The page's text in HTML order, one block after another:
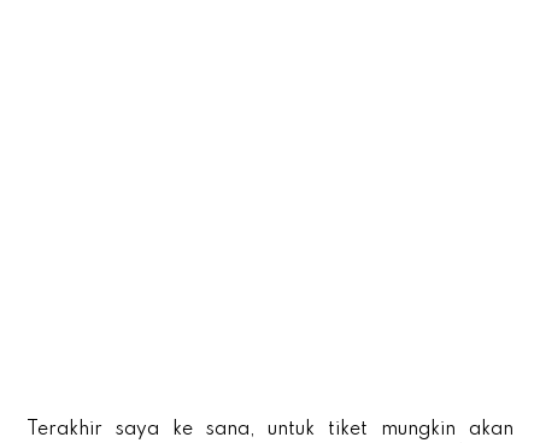
Terakhir saya ke sana, untuk tiket mungkin akan